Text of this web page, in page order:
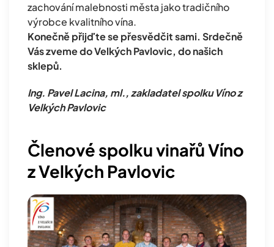
zachování malebnosti města jako tradičního
výrobce kvalitního vína.
Konečně přijďte se přesvědčit sami. Srdečně
Vás zveme do Velkých Pavlovic, do našich
sklepů.
Ing. Pavel Lacina, ml., zakladatel spolku Víno z
Velkých Pavlovic
Členové spolku vinařů Víno
z Velkých Pavlovic